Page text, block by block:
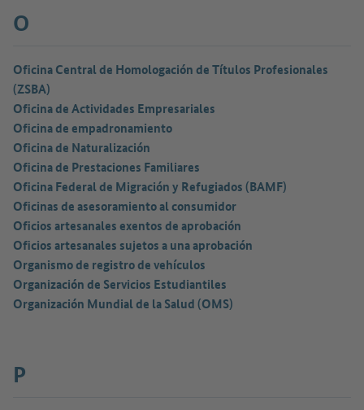
O
Oficina Central de Homologación de Títulos Profesionales
(ZSBA)
Oficina de Actividades Empresariales
Oficina de empadronamiento
Oficina de Naturalización
Oficina de Prestaciones Familiares
Oficina Federal de Migración y Refugiados (BAMF)
Oficinas de asesoramiento al consumidor
Oficios artesanales exentos de aprobación
Oficios artesanales sujetos a una aprobación
Organismo de registro de vehículos
Organización de Servicios Estudiantiles
Organización Mundial de la Salud (OMS)
P